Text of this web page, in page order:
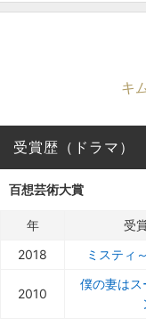
キ
受賞歴（ドラマ）
百想芸術大賞
年 受
2018
ミスティ
2010
僕の妻はス